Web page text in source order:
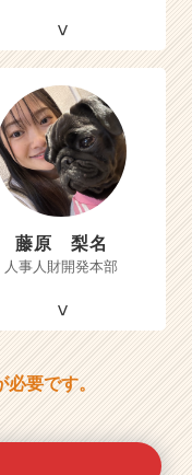
藤原 梨名
人事人財開発本部
要です。